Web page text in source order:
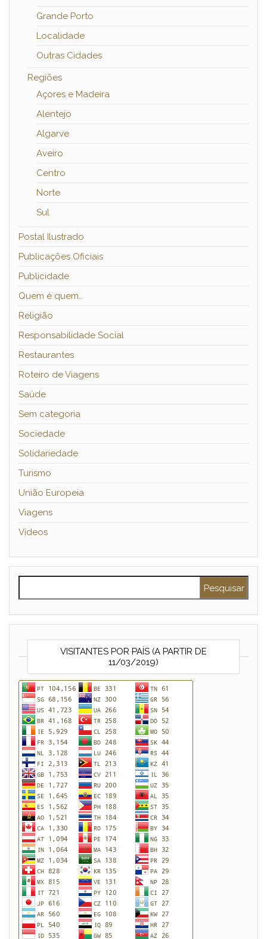
Grande Porto
Localidade
Outras Cidades
Regiões
Açores e Madeira
Alentejo
Algarve
Aveiro
Centro
Norte
Sul
Postal Ilustrado
Publicações Oficiais
Publicidade
Quem é quem…
Religião
Responsabilidade Social
Restaurantes
Roteiro de Viagens
Saúde
Sem categoria
Sociedade
Solidariedade
Turismo
União Europeia
Viagens
Vídeos
VISITANTES POR PAÍS (A PARTIR DE
11/03/2019)